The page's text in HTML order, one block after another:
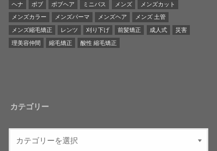
ヘナ
ボブ ボブヘア ミニバス メンズ
メンズカット
メンズカラー
メンズパーマ メンズヘア
メンズ 土管
メンズ縮毛矯正
レンツ 刈り下げ 前髪矯正 成人式
災害
理美容仲間
縮毛矯正 酸性 縮毛矯正
カテゴリー